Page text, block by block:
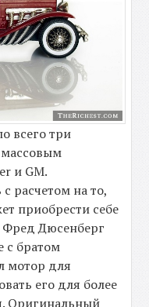
всего три
и GM.
расчетом на то,
приобрести себе
Фред Дюсенберг
с братом
мотор для
его для более
Оригинальный